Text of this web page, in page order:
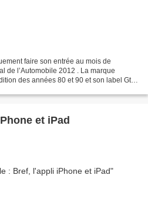
faire son entrée au mois de
de l’Automobile 2012 . La marque
des années 80 et 90 et son label Gti .
et iPad